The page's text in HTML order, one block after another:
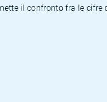
il confronto fra le cifre